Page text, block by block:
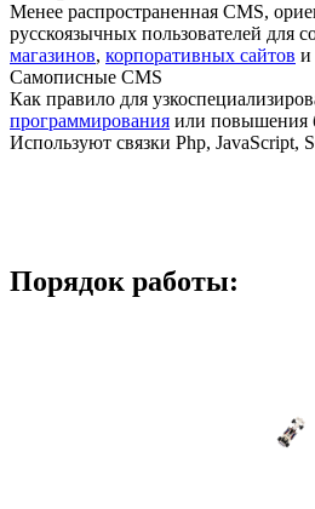
Менее распро­страненная CMS,
русскоязычных пользователей для
магазинов, корпоративных сайтов и
Самописные CMS
Как правило для
программирования или повышения
Используют связки Php, JavaScript,
Порядок работы: